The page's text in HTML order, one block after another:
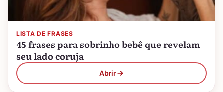
LISTA DE FRASES
45 frases para sobrinho bebê que revelam
seu lado coruja
Abrir